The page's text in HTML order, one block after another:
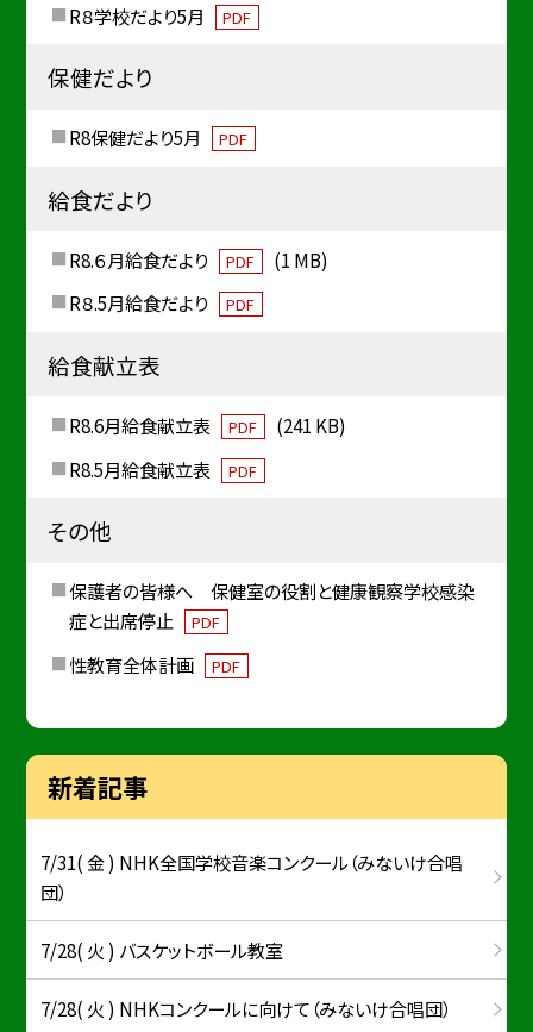
R８学校だより5月
PDF
保健だより
R8保健だより5月 PDF
給食だより
R8.６月給食だより PDF
(1 MB)
R８.5月給食だより
PDF
給食献立表
R8.6月給食献立表 PDF
(241 KB)
R8.5月給食献立表
PDF
その他
保護者の皆様へ 保健室の役割と健康観察学校感染
症と出席停止
PDF
性教育全体計画 PDF
新着記事
7/31( 金 ) NHK全国学校音楽コンクール（みないけ合唱
団）
7/28( 火 ) バスケットボール教室
7/28( 火 ) NHKコンクールに向けて（みないけ合唱団）